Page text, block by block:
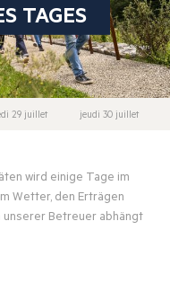
TAGES
29 juillet jeudi 30 juillet
wird einige Tage im
Wetter, den Erträgen
Betreuer abhängt